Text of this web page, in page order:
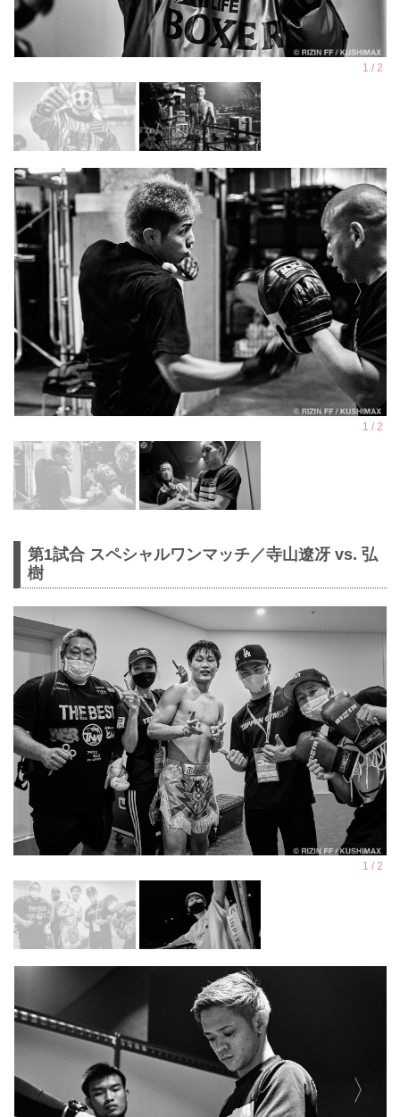
第1試合 スペシャルワンマッチ／寺山遼冴 vs. 弘
樹